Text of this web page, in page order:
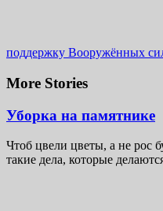
поддержку Вооружённых
More Stories
Уборка на памятнике
Чтоб цвели цветы, а не рос
такие дела, которые